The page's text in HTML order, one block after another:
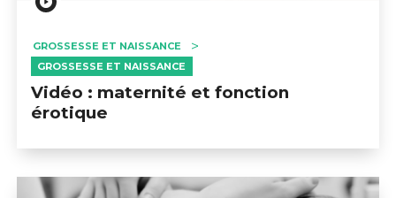
GROSSESSE ET NAISSANCE
GROSSESSE ET NAISSANCE
Vidéo : maternité et fonction
érotique